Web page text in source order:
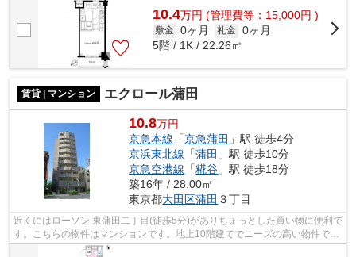
10.4万円 (管理費等：15,000円 )
敷金 0ヶ月 礼金 0ヶ月
5階 / 1K / 22.26㎡
賃貸 | マンション エクロール蒲田
10.8万円
京急本線 「京急蒲田 」駅 徒歩4分
京浜東北線 「蒲田 」駅 徒歩10分
京急空港線 「糀谷 」駅 徒歩18分
築16年 / 28.00㎡
東京都大田区蒲田 ３丁目
近くにはローソン 東蒲田二丁目(徒歩5分)がありちょっとした買い物に便利で
す。こちらの物件はマンションです。地上10階建てでニーズの高い物件で
す。徒歩4分に駅がある物件です。アイ...